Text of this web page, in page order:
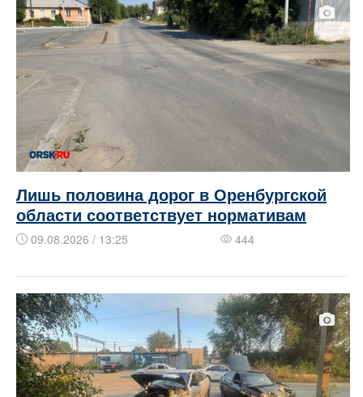
Лишь половина дорог в Оренбургской
области соответствует нормативам
09.08.2026 / 13:25 444